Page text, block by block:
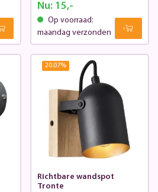
Nu: 15,-
Op voorraad:
maandag verzonden
20.07%
Richtbare wandspot
Tronte